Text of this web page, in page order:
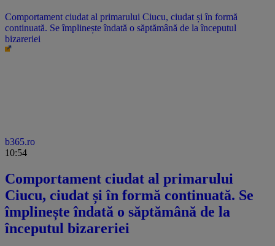
Comportament ciudat al primarului Ciucu, ciudat și în formă
continuată. Se împlinește îndată o săptămână de la începutul
bizareriei
b365.ro
10:54
Comportament ciudat al primarului
Ciucu, ciudat și în formă continuată. Se
împlinește îndată o săptămână de la
începutul bizareriei